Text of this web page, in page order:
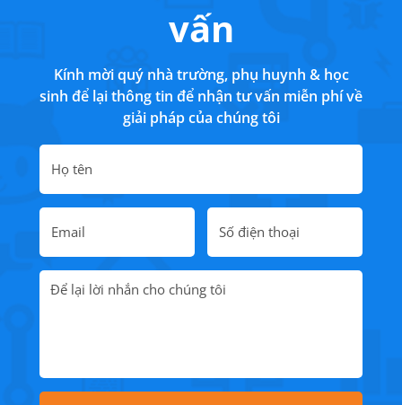
vấn
Kính mời quý nhà trường, phụ huynh & học
sinh để lại thông tin để nhận tư vấn miễn phí về
giải pháp của chúng tôi